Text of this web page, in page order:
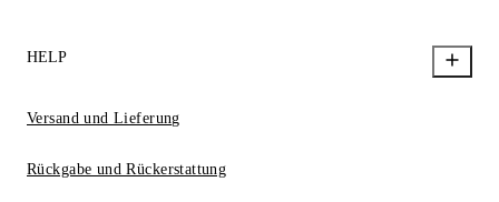
HELP
Versand und Lieferung
Rückgabe und Rückerstattung